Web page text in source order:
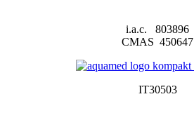
i.a.c. 803896
CMAS 450647
IT30503